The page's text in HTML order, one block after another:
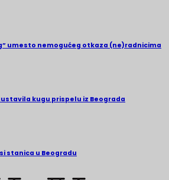
umesto nemogućeg otkaza (ne)radnicima
kugu prispelu iz Beograda
stanica u Beogradu